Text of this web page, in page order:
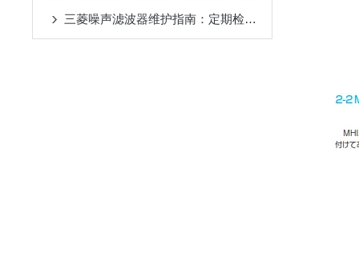
三菱噪声滤波器维护指南：定期检查、清洁与延长使用寿命的关键技巧